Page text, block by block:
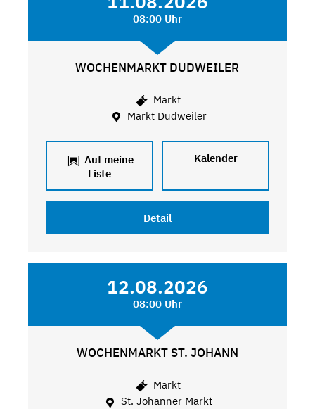
08:00 Uhr
WOCHENMARKT DUDWEILER
Markt
Markt Dudweiler
Auf meine
Liste
Kalender
Detail
12.08.2026
08:00 Uhr
WOCHENMARKT ST. JOHANN
Markt
St. Johanner Markt